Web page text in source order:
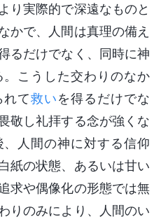
り実際的で深遠なものと
かで、人間は真理の備え
るだけでなく、同時に神
こうした交わりのなか
れて救いを得るだけでな
敬し礼拝する念が強くな
人間の神に対する信仰
紙の状態、あるいは甘い
求や偶像化の形態では無
りのみにより、人間のい